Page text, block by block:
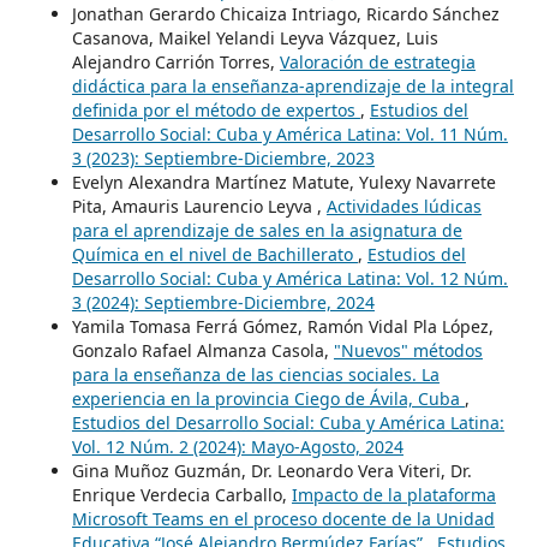
Jonathan Gerardo Chicaiza Intriago, Ricardo Sánchez
Casanova, Maikel Yelandi Leyva Vázquez, Luis
Alejandro Carrión Torres, Valoración de estrategia
didáctica para la enseñanza-aprendizaje de la integral
definida por el método de expertos , Estudios del
Desarrollo Social: Cuba y América Latina: Vol. 11 Núm.
3 (2023): Septiembre-Diciembre, 2023
Evelyn Alexandra Martínez Matute, Yulexy Navarrete
Pita, Amauris Laurencio Leyva , Actividades lúdicas
para el aprendizaje de sales en la asignatura de
Química en el nivel de Bachillerato , Estudios del
Desarrollo Social: Cuba y América Latina: Vol. 12 Núm.
3 (2024): Septiembre-Diciembre, 2024
Yamila Tomasa Ferrá Gómez, Ramón Vidal Pla López,
Gonzalo Rafael Almanza Casola, "Nuevos" métodos
para la enseñanza de las ciencias sociales. La
experiencia en la provincia Ciego de Ávila, Cuba ,
Estudios del Desarrollo Social: Cuba y América Latina:
Vol. 12 Núm. 2 (2024): Mayo-Agosto, 2024
Gina Muñoz Guzmán, Dr. Leonardo Vera Viteri, Dr.
Enrique Verdecia Carballo, Impacto de la plataforma
Microsoft Teams en el proceso docente de la Unidad